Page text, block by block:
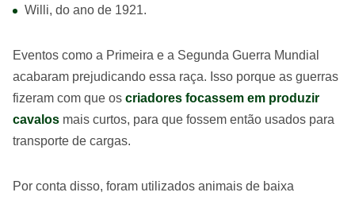
Willi, do ano de 1921.
Eventos como a Primeira e a Segunda Guerra Mundial
acabaram prejudicando essa raça. Isso porque as guerras
fizeram com que os criadores focassem em produzir
cavalos mais curtos, para que fossem então usados para
transporte de cargas.
Por conta disso, foram utilizados animais de baixa